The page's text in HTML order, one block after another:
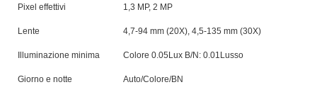
Pixel effettivi 1,3 MP, 2 MP
Lente 4,7-94 mm (20X), 4,5-135 mm (30X)
Illuminazione minima Colore 0.05 Lux B/N: 0.01 Lusso
Giorno e notte Auto/Colore/BN